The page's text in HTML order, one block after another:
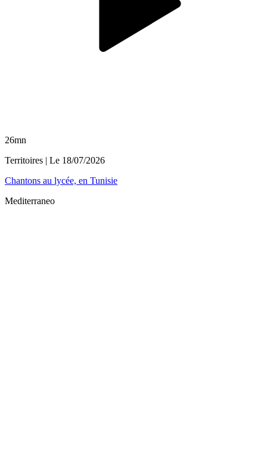
26mn
Territoires | Le 18/07/2026
Chantons au lycée, en Tunisie
Mediterraneo